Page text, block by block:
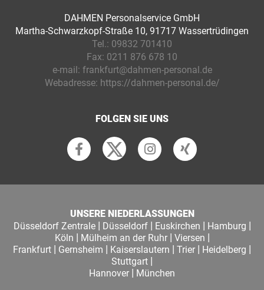
DAHMEN Personalservice GmbH
Martha-Schwarzkopf-Straße 10, 91717 Wassertrüdingen
Tel.: 09832 701410
Fax: 0211 876 678 10
e-mail: frankfurt@dahmen-personal.de
Webadresse: https://dahmen-personal.de/
FOLGEN SIE UNS
UNSERE NIEDERLASSUNGEN
Düsseldorf Zentrale| Düsseldorf| Euskirchen | Hamburg |
Köln | Mülheim an der Ruhr| Viersen |
Frankfurt | Gernsheim | Kaiserslautern | Trier | Heidelberg |
Stuttgart |
Hannover | München